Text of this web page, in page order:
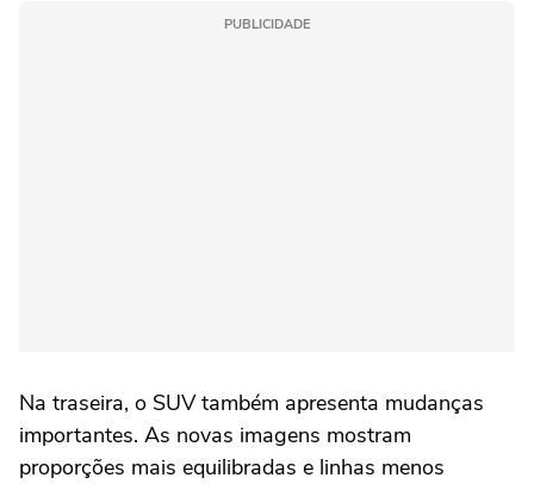
PUBLICIDADE
Na traseira, o SUV também apresenta mudanças
importantes. As novas imagens mostram
proporções mais equilibradas e linhas menos